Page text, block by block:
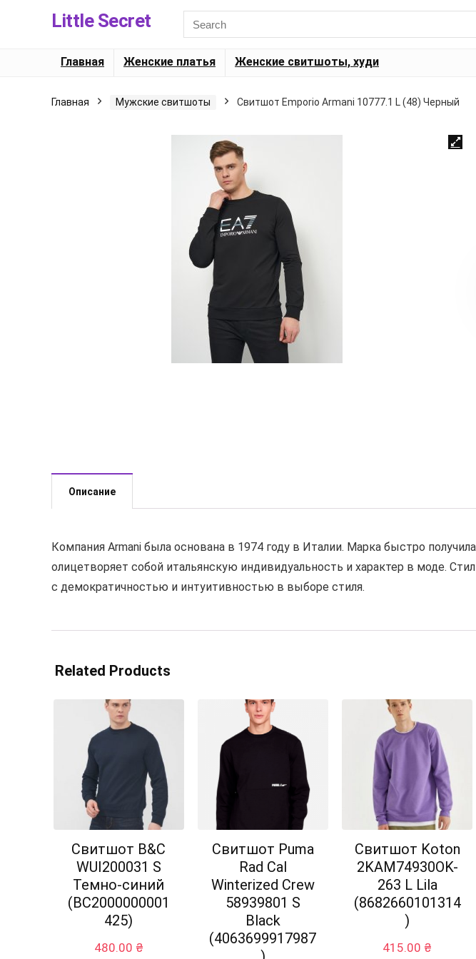
Little Secret
Главная Женские платья Женские свитшоты, худи
Главная Мужские свитшоты Свитшот Emporio Armani 10777.1 L (48) Черный
Описание
Компания Armani была основана в 1974 году в Италии. Марка быстро
олицетворяет собой итальянскую индивидуальность и характер в моде.
с демократичностью и интуитивностью в выборе стиля.
Related Products
Свитшот B&C
WUI200031 S
Темно-синий
(BC2000000001
425)
480.00 ₴
Свитшот Puma
Rad Cal
Winterized Crew
58939801 S
Black
(4063699917987
Свитшот Koton
2KAM74930OK-
263 L Lila
(8682660101314
)
415.00 ₴